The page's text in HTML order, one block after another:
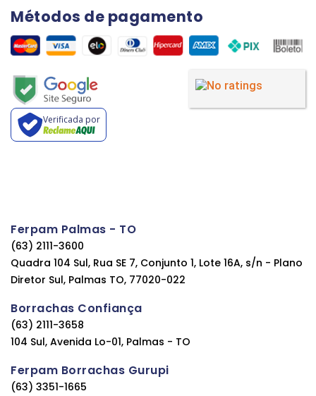
Métodos de pagamento
Verificada por
Ferpam Palmas - TO
(63) 2111-3600
Quadra 104 Sul, Rua SE 7, Conjunto 1, Lote 16A, s/n - Plano
Diretor Sul, Palmas TO, 77020-022
Borrachas Confiança
(63) 2111-3658
104 Sul, Avenida Lo-01, Palmas - TO
Ferpam Borrachas Gurupi
(63) 3351-1665